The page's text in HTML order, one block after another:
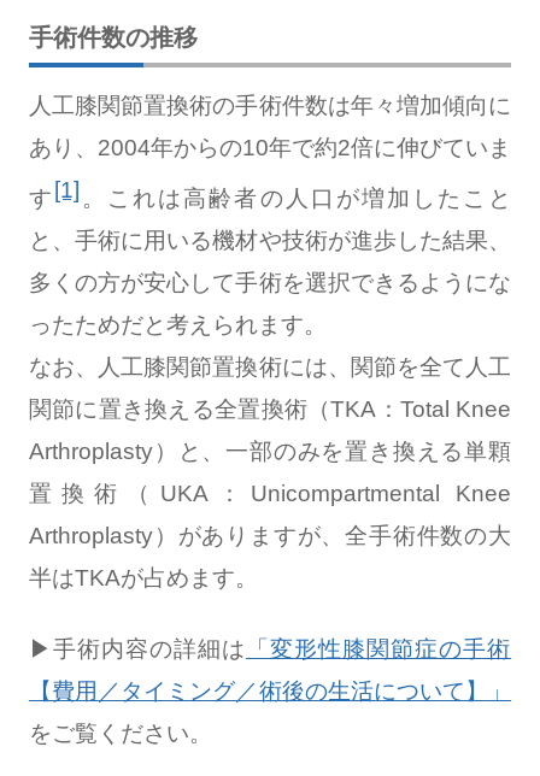
手術件数の推移
人工膝関節置換術の手術件数は年々増加傾向に
あり、2004年からの10年で約2倍に伸びていま
す [1] 。これは高齢者の人口が増加したこと
と、手術に用いる機材や技術が進歩した結果、
多くの方が安心して手術を選択できるようにな
ったためだと考えられます。
なお、人工膝関節置換術には、関節を全て人工
関節に置き換える全置換術（TKA：Total Knee
Arthroplasty）と、一部のみを置き換える単顆
置換術（UKA：Unicompartmental Knee
Arthroplasty）がありますが、全手術件数の大
半はTKAが占めます。
▶︎手術内容の詳細は 「変形性膝関節症の手術
【費用／タイミング／術後の生活について】」
をご覧ください。